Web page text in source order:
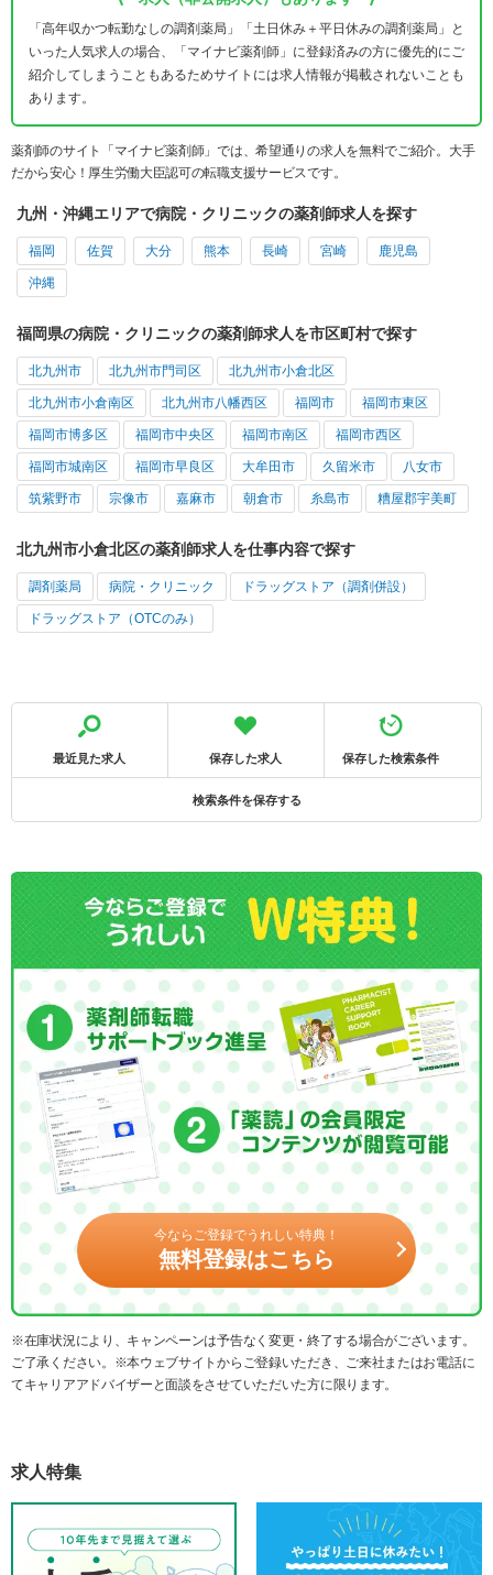
「高年収かつ転勤なしの調剤薬局」「土日休み＋平日休みの調剤薬局」と
いった人気求人の場合、「マイナビ薬剤師」に登録済みの方に優先的にご
紹介してしまうこともあるためサイトには求人情報が掲載されないことも
あります。
薬剤師のサイト「マイナビ薬剤師」では、希望通りの求人を無料でご紹介。大手
だから安心！厚生労働大臣認可の転職支援サービスです。
九州・沖縄エリアで病院・クリニックの薬剤師求人を探す
福岡 佐賀 大分 熊本 長崎 宮崎 鹿児島
沖縄
福岡県の病院・クリニックの薬剤師求人を市区町村で探す
北九州市 北九州市門司区 北九州市小倉北区
北九州市小倉南区 北九州市八幡西区 福岡市 福岡市東区
福岡市博多区 福岡市中央区 福岡市南区 福岡市西区
福岡市城南区 福岡市早良区 大牟田市 久留米市 八女市
筑紫野市 宗像市 嘉麻市 朝倉市 糸島市 糟屋郡宇美町
北九州市小倉北区の薬剤師求人を仕事内容で探す
調剤薬局 病院・クリニック ドラッグストア（調剤併設）
ドラッグストア（OTCのみ）
最近見た求人 保存した求人 保存した検索条件
検索条件を保存する
今ならご登録でうれしい特典！
無料登録はこちら
※在庫状況により、キャンペーンは予告なく変更・終了する場合がございます。
ご了承ください。※本ウェブサイトからご登録いただき、ご来社またはお電話に
てキャリアアドバイザーと面談をさせていただいた方に限ります。
求人特集